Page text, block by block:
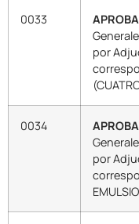
0033
por
0034
por